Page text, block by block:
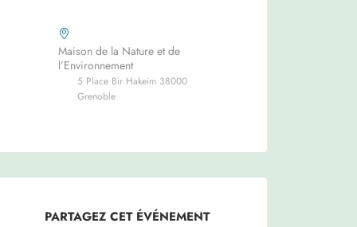
Maison de la Nature et de
l’Environnement
5 Place Bir Hakeim 38000
Grenoble
PARTAGEZ CET ÉVÉNEMENT